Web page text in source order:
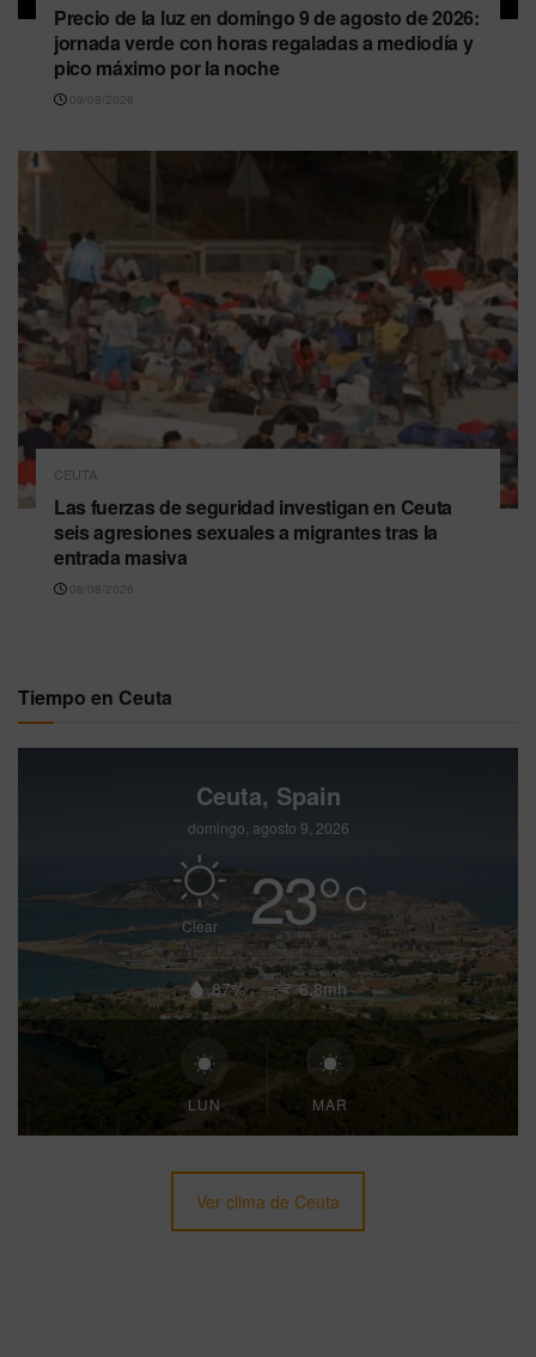
Precio de la luz en domingo 9 de agosto de 2026:
jornada verde con horas regaladas a mediodía y
pico máximo por la noche
09/08/2026
CEUTA
Las fuerzas de seguridad investigan en Ceuta
seis agresiones sexuales a migrantes tras la
entrada masiva
08/08/2026
Tiempo en Ceuta
Ceuta, Spain
domingo, agosto 9, 2026
Clear 23°C
87% 6.8mh
LUN MAR
Ver clima de Ceuta